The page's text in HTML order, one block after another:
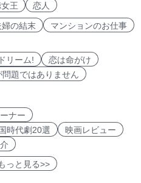
王 恋人
婦の結末
マンションのお仕事
リーム!
恋は命がけ
題ではありません
ナー
時代劇20選
映画レビュー
見る>>